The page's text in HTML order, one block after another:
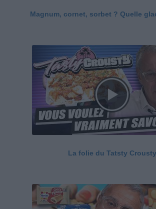
Magnum, cornet, sorbet ? Quelle
La folie du Tatsty Crousty